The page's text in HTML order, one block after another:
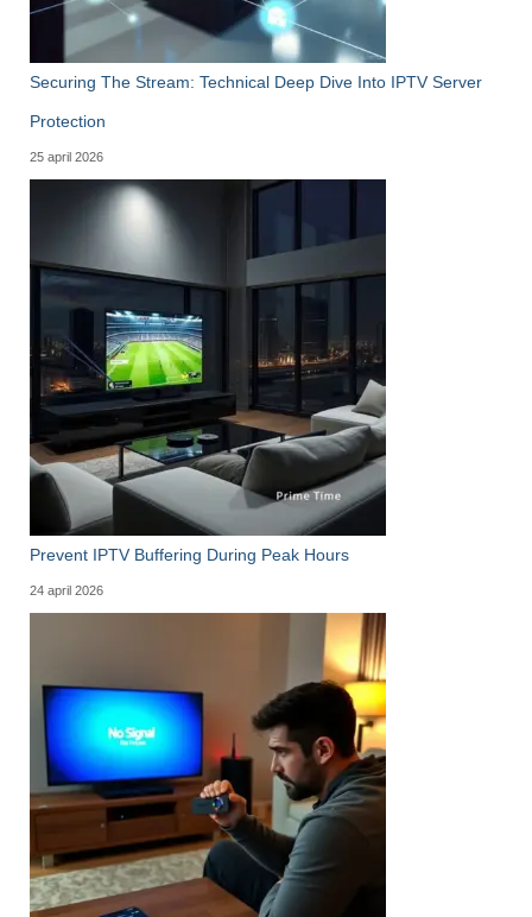
Securing The Stream: Technical Deep Dive Into IPTV Server
Protection
25 april 2026
Prevent IPTV Buffering During Peak Hours
24 april 2026